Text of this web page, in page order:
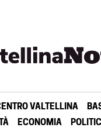
VALTELLINA
ECONOMIA